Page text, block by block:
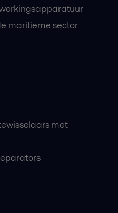
maritieme sector
met